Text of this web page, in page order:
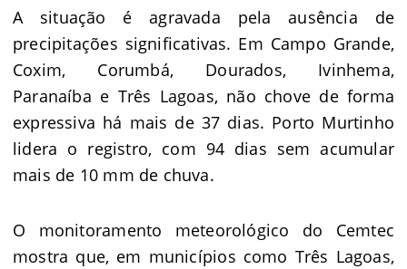
A situação é agravada pela ausência de
precipitações significativas. Em Campo Grande,
Coxim, Corumbá, Dourados, Ivinhema,
Paranaíba e Três Lagoas, não chove de forma
expressiva há mais de 37 dias. Porto Murtinho
lidera o registro, com 94 dias sem acumular
mais de 10 mm de chuva.
O monitoramento meteorológico do Cemtec
mostra que, em municípios como Três Lagoas,